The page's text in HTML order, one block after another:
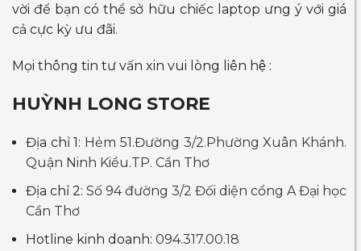
vời để bạn có thể sở hữu chiếc laptop ưng ý với giá
cả cực kỳ ưu đãi.
Mọi thông tin tư vấn xin vui lòng liên hệ :
HUỲNH LONG STORE
Địa chỉ 1: Hẻm 51.Đường 3/2.Phường Xuân Khánh.
Quận Ninh Kiều.TP. Cần Thơ
Địa chỉ 2: Số 94 đường 3/2 Đối diện cổng A Đại học
Cần Thơ
Hotline kinh doanh: 094.317.00.18